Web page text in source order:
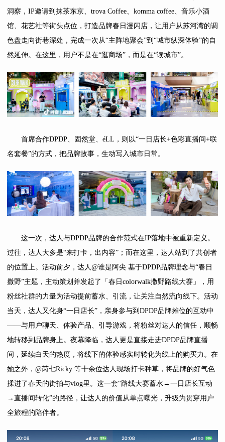
洞察，IP邀请到抹茶东京、trova Coffee、komma coffee、音乐小酒
馆、花艺社等街头点位，打造品牌春日漫闪店，让用户从苏河湾的调
色盘走向街巷深处，完成一次从“主阵地聚会”到“城市纵深体验”的自
然延伸。在这里，用户不是在“逛商场”，而是在“读城市”。
首席合作DPDP、固然堂、éLL，则以“一日店长+色彩直播间+联
名套餐”的方式，把品牌故事，生动写入城市日常。
这一次，达人与DPDP品牌的合作范式在IP落地中被重新定义。
过往，达人大多是“来打卡，出内容”；而在这里，达人站到了共创者
的位置上。活动前夕，达人@谁是阿尖 基于DPDP品牌理念与“春日
撒野”主题，主动策划并发起了「春日colorwalk撒野路线大赛」，用
粉丝社群的力量为活动提前蓄水、引流，让关注自然流向线下。活动
当天，达人又化身“一日店长”，亲身参与到DPDP品牌摊位的互动中
——与用户聊天、体验产品、引导游戏，将粉丝对达人的信任，顺畅
地转移到品牌身上。夜幕降临，达人更是直接走进DPDP品牌直播
间，延续白天的热度，将线下的体验感实时转化为线上的购买力。在
她之外，@芮七Ricky 等十余位达人现场打卡种草，将品牌的好气色
揉进了春天的街拍与vlog里。这一套“路线大赛蓄水→一日店长互动
→直播间转化”的路径，让达人的价值从单点曝光，升级为贯穿用户
全旅程的陪伴者。